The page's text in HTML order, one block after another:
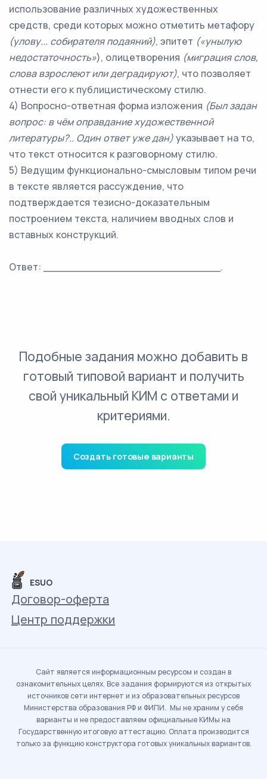
использование различных художественных
средств, среди которых можно отметить метафору
(улову... собирателя подаяний), эпитет («унылую
недостаточность»), олицетворения (миграция слов,
слова взрослеют или деградируют), что позволяет
отнести его к публицистическому стилю.
4) Вопросно-ответная форма изложения (Был задан
вопрос: в чём оправдание художественной
литературы?.. Один ответ уже дан)указывает на то,
что текст относится к разговорному стилю.
5) Ведущим функционально-смысловым типом речи
в тексте является рассуждение, что
подтверждается тезисно-доказательным
построением текста, наличием вводных слов и
вставных конструкций.
Ответ: ___________________________.
Подобные задания можно добавить в
готовый типовой вариант и получить
свой уникальный КИМ с ответами и
критериями.
Создать готовые варианты
ESUO
Договор-оферта
Центр поддержки
Сайт является информационным ресурсом и создан в
ознакомительных целях. Все задания формируются из открытых
источников сети интернет и из образовательных ресурсов
Министерства образования РФ и ФИПИ. Мы не храним у себя
варианты и не предоставляем официальные КИМы на
Государственную итоговую аттестацию. Оплата производится
только за функцию конструктора готовых уникальных вариантов.